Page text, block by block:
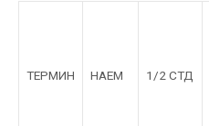
ТЕРМИН НАЕМ 1/2 СТД